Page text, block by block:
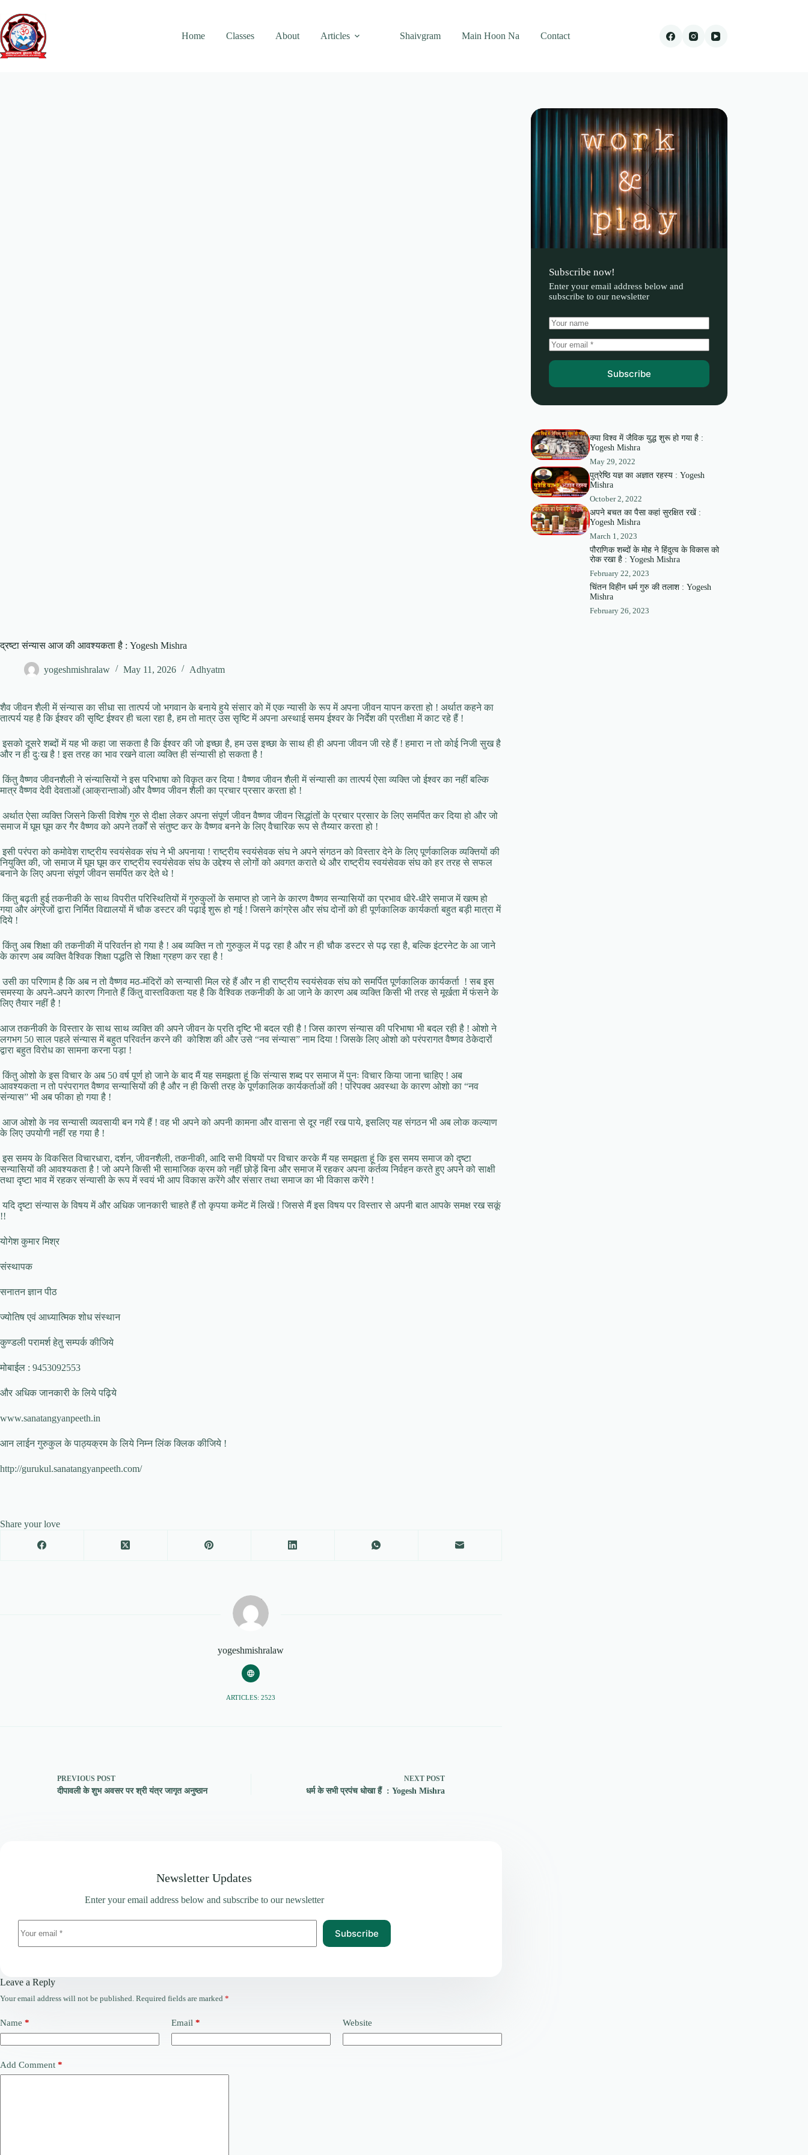
content
Home
Classes About Articles Shaivgram Main Hoon Na Contact
द्रष्टा संन्यास आज की आवश्यकता है : Yogesh Mishra
yogeshmishralaw May 11, 2026 Adhyatm
शैव जीवन शैली में संन्यास का सीधा सा तात्पर्य जो भगवान के बनाये हुये संसार को में एक न्यासी के रूप में अपना जीवन यापन करता हो ! अर्थात कहने का
तात्पर्य यह है कि ईश्वर की सृष्टि ईश्वर ही चला रहा है, हम तो मात्र उस सृष्टि में अपना अस्थाई समय ईश्वर के निर्देश की प्रतीक्षा में काट रहे हैं !
इसको दूसरे शब्दों में यह भी कहा जा सकता है कि ईश्वर की जो इच्छा है, हम उस इच्छा के साथ ही ही अपना जीवन जी रहे हैं ! हमारा न तो कोई निजी सुख है
और न ही दुःख है ! इस तरह का भाव रखने वाला व्यक्ति ही संन्यासी हो सकता है !
किंतु वैष्णव जीवनशैली ने संन्यासियों ने इस परिभाषा को विकृत कर दिया ! वैष्णव जीवन शैली में संन्यासी का तात्पर्य ऐसा व्यक्ति जो ईश्वर का नहीं बल्कि
मात्र वैष्णव देवी देवताओं (आक्रान्ताओं) और वैष्णव जीवन शैली का प्रचार प्रसार करता हो !
अर्थात ऐसा व्यक्ति जिसने किसी विशेष गुरु से दीक्षा लेकर अपना संपूर्ण जीवन वैष्णव जीवन सिद्धांतों के प्रचार प्रसार के लिए समर्पित कर दिया हो और जो
समाज में घूम घूम कर गैर वैष्णव को अपने तर्कों से संतुष्ट कर के वैष्णव बनने के लिए वैचारिक रूप से तैय्यार करता हो !
इसी परंपरा को कमोवेश राष्ट्रीय स्वयंसेवक संघ ने भी अपनाया ! राष्ट्रीय स्वयंसेवक संघ ने अपने संगठन को विस्तार देने के लिए पूर्णकालिक व्यक्तियों की
नियुक्ति की, जो समाज में घूम घूम कर राष्ट्रीय स्वयंसेवक संघ के उद्देश्य से लोगों को अवगत कराते थे और राष्ट्रीय स्वयंसेवक संघ को हर तरह से सफल
बनाने के लिए अपना संपूर्ण जीवन समर्पित कर देते थे !
किंतु बढ़ती हुई तकनीकी के साथ विपरीत परिस्थितियों में गुरुकुलों के समाप्त हो जाने के कारण वैष्णव सन्यासियों का प्रभाव धीरे-धीरे समाज में खत्म हो
गया और अंग्रेजों द्वारा निर्मित विद्यालयों में चौक डस्टर की पढ़ाई शुरू हो गई ! जिसने कांग्रेस और संघ दोनों को ही पूर्णकालिक कार्यकर्ता बहुत बड़ी मात्रा में
दिये !
किंतु अब शिक्षा की तकनीकी में परिवर्तन हो गया है ! अब व्यक्ति न तो गुरुकुल में पढ़ रहा है और न ही चौक डस्टर से पढ़ रहा है, बल्कि इंटरनेट के आ जाने
के कारण अब व्यक्ति वैश्विक शिक्षा पद्धति से शिक्षा ग्रहण कर रहा है !
उसी का परिणाम है कि अब न तो वैष्णव मठ-मंदिरों को सन्यासी मिल रहे हैं और न ही राष्ट्रीय स्वयंसेवक संघ को समर्पित पूर्णकालिक कार्यकर्ता ! सब इस
समस्या के अपने-अपने कारण गिनाते हैं किंतु वास्तविकता यह है कि वैश्विक तकनीकी के आ जाने के कारण अब व्यक्ति किसी भी तरह से मूर्खता में फंसने के
लिए तैयार नहीं है !
आज तकनीकी के विस्तार के साथ साथ व्यक्ति की अपने जीवन के प्रति दृष्टि भी बदल रही है ! जिस कारण संन्यास की परिभाषा भी बदल रही है ! ओशो ने
लगभग 50 साल पहले संन्यास में बहुत परिवर्तन करने की कोशिश की और उसे “नव संन्यास” नाम दिया ! जिसके लिए ओशो को परंपरागत वैष्णव ठेकेदारों
द्वारा बहुत विरोध का सामना करना पड़ा !
किंतु ओशो के इस विचार के अब 50 वर्ष पूर्ण हो जाने के बाद मैं यह समझता हूं कि संन्यास शब्द पर समाज में पुनः विचार किया जाना चाहिए ! अब
आवश्यकता न तो परंपरागत वैष्णव सन्यासियों की है और न ही किसी तरह के पूर्णकालिक कार्यकर्ताओं की ! परिपक्व अवस्था के कारण ओशो का “नव
संन्यास” भी अब फीका हो गया है !
आज ओशो के नव सन्यासी व्यवसायी बन गये हैं ! वह भी अपने को अपनी कामना और वासना से दूर नहीं रख पाये, इसलिए यह संगठन भी अब लोक कल्याण
के लिए उपयोगी नहीं रह गया है !
इस समय के विकसित विचारधारा, दर्शन, जीवनशैली, तकनीकी, आदि सभी विषयों पर विचार करके मैं यह समझता हूं कि इस समय समाज को दृष्टा
सन्यासियों की आवश्यकता है ! जो अपने किसी भी सामाजिक क्रम को नहीं छोड़ें बिना और समाज में रहकर अपना कर्तव्य निर्वहन करते हुए अपने को साक्षी
तथा दृष्टा भाव में रहकर संन्यासी के रूप में स्वयं भी आप विकास करेंगे और संसार तथा समाज का भी विकास करेंगे !
यदि दृष्टा संन्यास के विषय में और अधिक जानकारी चाहते हैं तो कृपया कमेंट में लिखें ! जिससे मैं इस विषय पर विस्तार से अपनी बात आपके समक्ष रख सकूं
!!
योगेश कुमार मिश्र
संस्थापक
सनातन ज्ञान पीठ
ज्योतिष एवं आध्यात्मिक शोध संस्थान
कुण्डली परामर्श हेतु सम्पर्क कीजिये
मोबाईल : 9453092553
और अधिक जानकारी के लिये पढ़िये
www.sanatangyanpeeth.in
आन लाईन गुरुकुल के पाठ्यक्रम के लिये निम्न लिंक क्लिक कीजिये !
http://gurukul.sanatangyanpeeth.com/
Share your love
yogeshmishralaw
ARTICLES: 2523
PREVIOUS POST
दीपावली के शुभ अवसर पर श्री यंत्र जागृत अनुष्ठान
NEXT POST
धर्म के सभी प्रपंच धोखा हैं : Yogesh Mishra
Newsletter Updates
Enter your email address below and subscribe to our newsletter
Subscribe
Leave a Reply
Your email address will not be published. Required fields are marked *
Name * Email * Website
Add Comment *
Subscribe now!
Enter your email address below and
subscribe to our newsletter
Subscribe
क्या विश्व में जैविक युद्ध शुरू हो गया है :
Yogesh Mishra
May 29, 2022
पुत्रेष्ठि यज्ञ का अज्ञात रहस्य : Yogesh
Mishra
October 2, 2022
अपने बचत का पैसा कहां सुरक्षित रखें :
Yogesh Mishra
March 1, 2023
पौराणिक शब्दों के मोह ने हिंदुत्व के विकास को
रोक रखा है : Yogesh Mishra
February 22, 2023
चिंतन विहीन धर्म गुरु की तलाश : Yogesh
Mishra
February 26, 2023